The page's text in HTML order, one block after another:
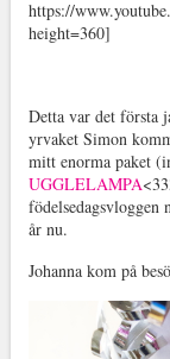
https://
height=360]
Detta var det första
yrvaket Simon
mitt enorma paket
UGGLELAMPA
födelsedagsvloggen
år nu.
Johanna kom på